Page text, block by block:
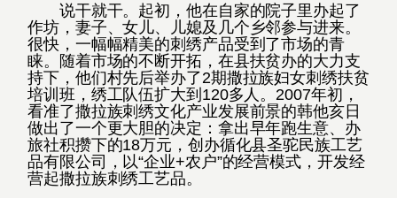
说干就干。起初，他在自家的院子里办起了
作坊，妻子、女儿、儿媳及几个乡邻参与进来。
很快，一幅幅精美的刺绣产品受到了市场的青
睐。随着市场的不断开拓，在县扶贫办的大力支
持下，他们村先后举办了2期撒拉族妇女刺绣扶贫
培训班，绣工队伍扩大到120多人。2007年初，
看准了撒拉族刺绣文化产业发展前景的韩他亥日
做出了一个更大胆的决定：拿出早年跑生意、办
旅社积攒下的18万元，创办循化县圣驼民族工艺
品有限公司，以“企业+农户”的经营模式，开发经
营起撒拉族刺绣工艺品。